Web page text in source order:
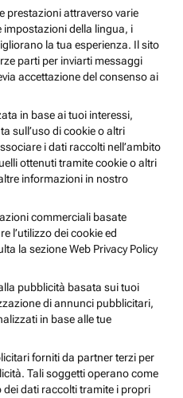
prestazioni attraverso varie
impostazioni della lingua, i
la tua esperienza. Il sito
parti per inviarti messaggi
accettazione del consenso ai
in base ai tuoi interessi,
sull’uso di cookie o altri
i dati raccolti nell’ambito
ottenuti tramite cookie o altri
informazioni in nostro
commerciali basate
l’utilizzo dei cookie ed
la sezione Web Privacy Policy
pubblicità basata sui tuoi
di annunci pubblicitari,
in base alle tue
forniti da partner terzi per
Tali soggetti operano come
dati raccolti tramite i propri